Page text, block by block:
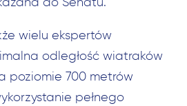
do Senatu.
wielu ekspertów
odległość wiatraków
poziomie 700 metrów
pełnego